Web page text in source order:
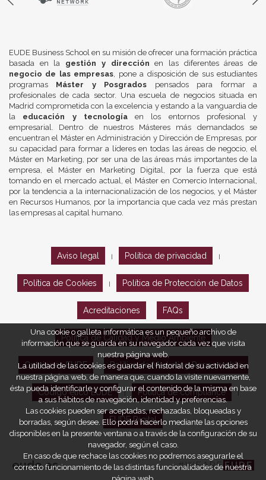
EUDE Business School en su misión de ofrecer una formación práctica
basada en la gestión y dirección en las diferentes áreas de
negocio de las empresas, pone a disposición de sus estudiantes
programas Máster y Posgrados pensados para formar a
profesionales de cada sector. Una escuela de negocios situada en
Madrid comprometida con la excelencia y estando a la vanguardia de
la educación y tecnologíaen los entornos profesional y
empresarial. Dentro de nuestros Másteres más demandados se
encuentran el Máster en Administración y Dirección de Empresas, por
su capacidad para formar a líderes en todas las áreas de negocio, el
Máster en Marketing, por ser una de las áreas más importantes de la
empresa, el Máster en Marketing Digital, por la fuerza que está
tomando en el mercado actual, el Máster en Comercio Internacional,
por la tendencia a la internacionalización de los negocios, y el Máster
en Recursos Humanos, por la importancia que cada vez más prestan
las empresas al capital humano.
Aviso legal Política de privacidad
Política de Cookies Política de Protección de Datos
Acreditaciones FAQs
Política de Calidad y Medio Ambiente
Opiniones EUDE Política de Marketing Responsable
Código ético EUDE Política de compliance
EUDE Digital
eude.es #WEARE EUDE
Una cookie o galleta informática es un pequeño archivo de
información que se guarda en su navegador cada vez que visita
nuestra página web.
La utilidad de las cookies es guardar el historial de su actividad en
nuestra página web, de manera que, cuando la visite nuevamente,
ésta pueda identificarle y configurar el contenido de la misma en base
a sus hábitos de navegación, identidad y preferencias.
Las cookies pueden ser aceptadas, rechazadas, bloqueadas y
borradas, según desee. Ello podrá hacerlo mediante las opciones
disponibles en la presente ventana o a través de la configuración de su
navegador, según el caso.
En caso de que rechace las cookies no podremos asegurarle el
correcto funcionamiento de las distintas funcionalidades de nuestra